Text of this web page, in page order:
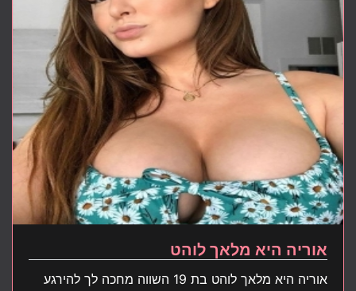
אוריה היא מלאך לוהט
אוריה היא מלאך לוהט בת 19 השווה מחכה לך להירגע